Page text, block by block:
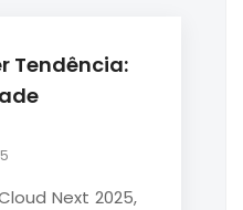
Tendência:
Next 2025,